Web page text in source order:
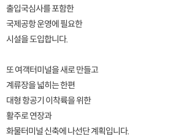
출입국심사를 포함한
국제공항 운영에 필요한
시설을 도입합니다.
또 여객터미널을 새로 만들고
계류장을 넓히는 한편
대형 항공기 이착륙을 위한
활주로 연장과
화물터미널 신축에 나선단 계획입니다.